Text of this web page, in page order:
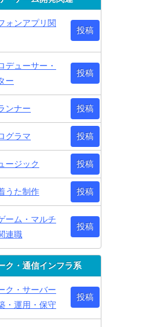
ォンアプリ関
投稿
デューサー・
ー
投稿
ンナー 投稿
グラマ 投稿
ージック 投稿
うた制作 投稿
ーム・マルチ
連職
投稿
ク・通信インフラ系
ク・サーバー
・運用・保守
投稿